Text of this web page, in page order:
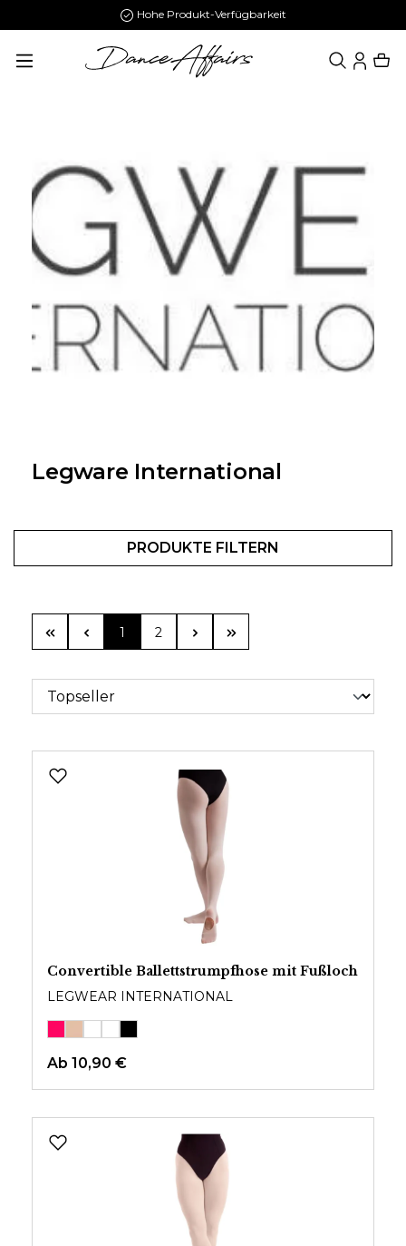
Hohe Produkt-Verfügbarkeit
Legware International
PRODUKTE FILTERN
Seite
1 Seite
2
Convertible Ballettstrumpfhose mit Fußloch
LEGWEAR INTERNATIONAL
Ab 10,90 €